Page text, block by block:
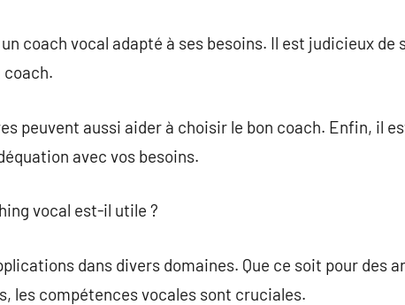
coach vocal adapté à ses besoins. Il est judicieux de
coach.
peuvent aussi aider à choisir le bon coach. Enfin, il
avec vos besoins.
vocal est-il utile ?
dans divers domaines. Que ce soit pour des
les compétences vocales sont cruciales.